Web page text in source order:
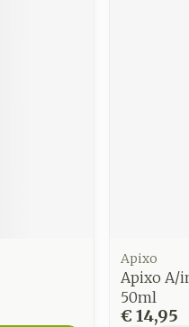
Apixo
Apixo A/
50ml
€ 14,95